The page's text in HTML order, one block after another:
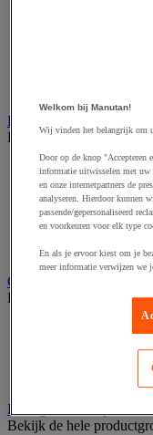
Elektrische toebehoren
Bekijk de hele
Accessoires voor
Batterij, oplader
Elektrische kabel
Elektrische
Verlengsnoer,
Wandcontactdoos
Gereedschap opbergen
Bekijk de hele
Handgereedschap
Bekijk de hele
Welkom bij Manutan!
Wij vinden het belangrijk om u
Door op de knop "Accepteren
informatie uitwisselen met uw
en onze internetpartners de
analyseren. Hierdoor kunnen
passende/gepersonaliseerd
en voorkeuren voor elk type
En als je ervoor kiest om je
meer informatie verwijzen we